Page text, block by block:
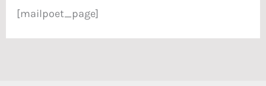
[mailpoet_page]